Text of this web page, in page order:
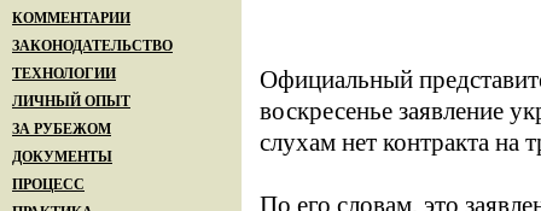
КОММЕНТАРИИ
ЗАКОНОДАТЕЛЬСТВО
ТЕХНОЛОГИИ
ЛИЧНЫЙ ОПЫТ
ЗА РУБЕЖОМ
ДОКУМЕНТЫ
ПРОЦЕСС
Официальный
воскресенье заявление
слухам нет контракта на
По его словам, это